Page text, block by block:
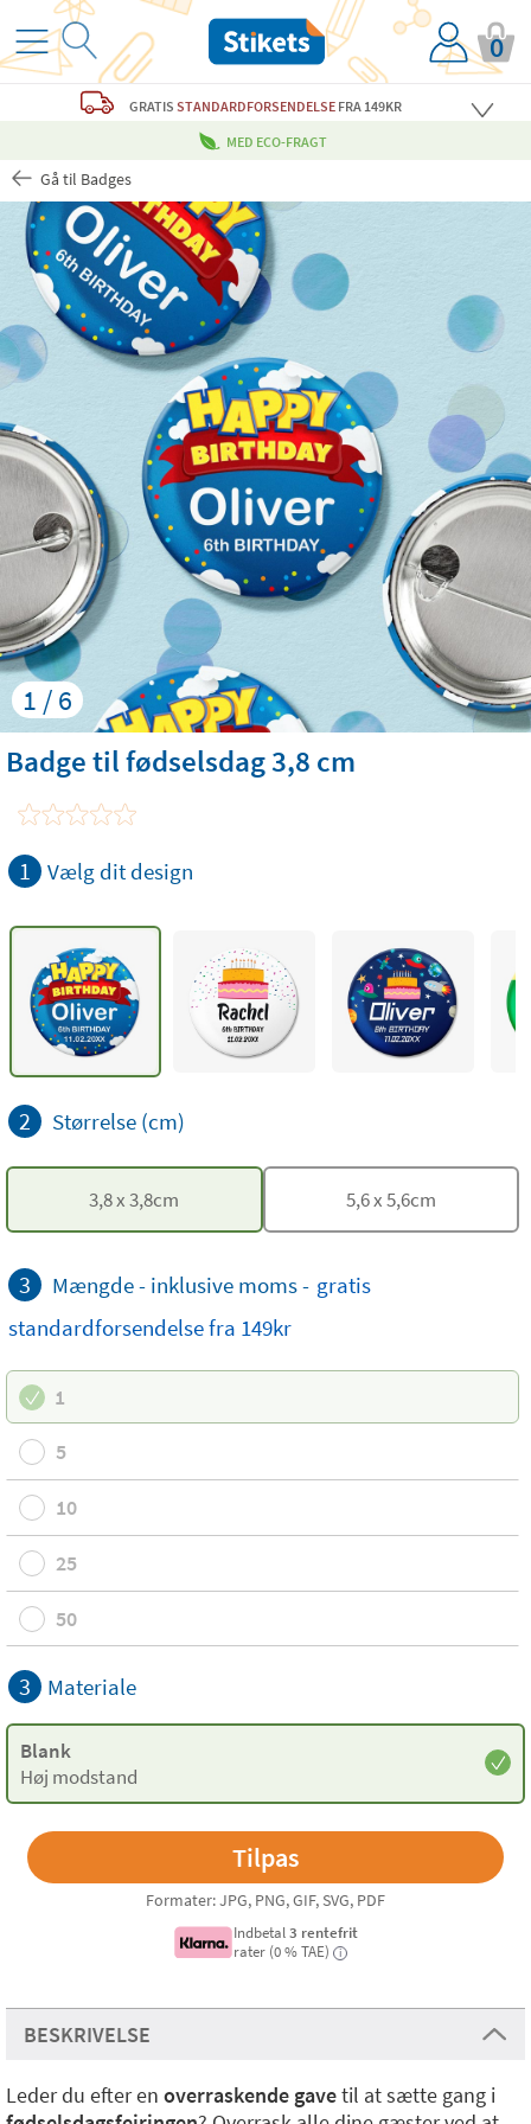
0
GRATISSTANDARDFORSENDELSE FRA 149KR
MED ECO-FRAGT
Gå til Badges
1 / 6
Badge til fødselsdag 3,8 cm
1 Vælg dit design
2 Størrelse (cm)
3,8x3,8cm 5,6x5,6cm
3 Mængde - inklusive moms - gratis
standardforsendelsefra 149kr
1
5
10
25
50
3 Materiale
Blank
Høj modstand
Formater: JPG, PNG, GIF, SVG, PDF
Indbetal3 rentefrit
rater (0 % TAE)
i
BESKRIVELSE
Leder du efter en overraskende gavetil at sætte gang i